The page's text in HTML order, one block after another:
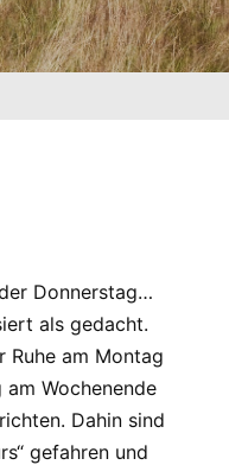
Donnerstag…
als gedacht.
Ruhe am Montag
Wochenende
Dahin sind
gefahren und